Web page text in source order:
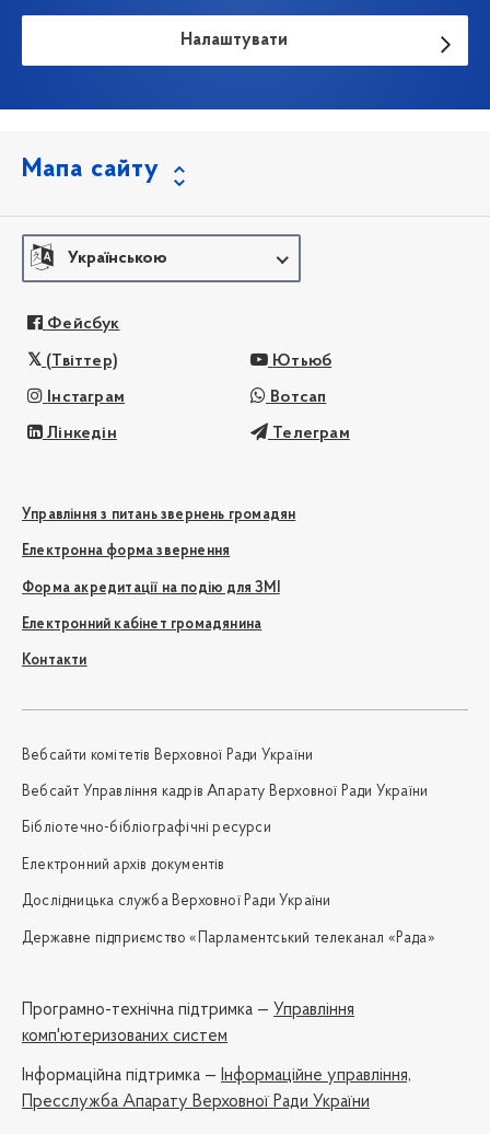
Налаштувати
Мапа сайту
Українською
Фейсбук
(Твіттер) Ютьюб
Інстаграм Вотсап
Лінкедін Телеграм
Управління з питань звернень громадян
Електронна форма звернення
Форма акредитації на подію для ЗМІ
Електронний кабінет громадянина
Контакти
Вебсайти комітетів Верховної Ради України
Вебсайт Управління кадрів Апарату Верховної Ради України
Бібліотечно-бібліографічні ресурси
Електронний архів документів
Дослідницька служба Верховної Ради України
Державне підприємство «Парламентський телеканал «Рада»
Програмно-технічна підтримка — Управління
комп'ютеризованих систем
Iнформаційна підтримка — Інформаційне управління,
Пресслужба Апарату Верховної Ради України